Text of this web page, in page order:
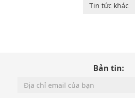
Tin tức khác
Bản tin: